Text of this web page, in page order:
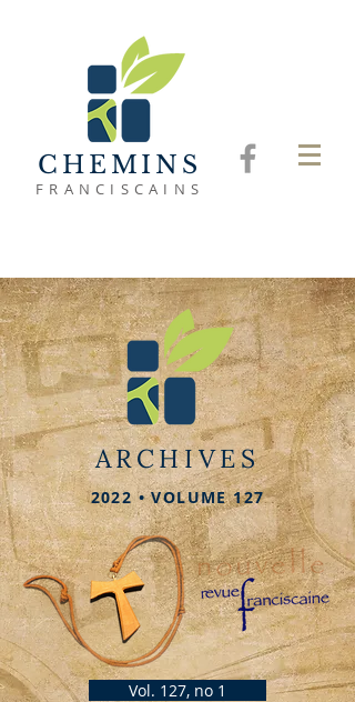
CHEMINS
FRANCISCAINS
ARCHIVES
2022 • VOLUME 127
Vol. 127, no 1